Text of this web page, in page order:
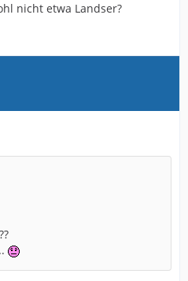
nicht etwa Landser?